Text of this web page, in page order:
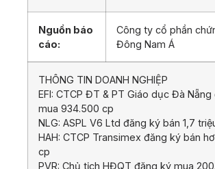
Nguồn báo
cáo:
Công ty cổ phần
Đông Nam Á
THÔNG TIN DOANH NGHIỆP
EFI: CTCP ĐT & PT Giáo dục Đà
mua 934.500 cp
NLG: ASPL V6 Ltd đăng ký bán 1,7
HAH: CTCP Transimex đăng ký bán
cp
PVR: Chủ tịch HĐQT đăng ký mua